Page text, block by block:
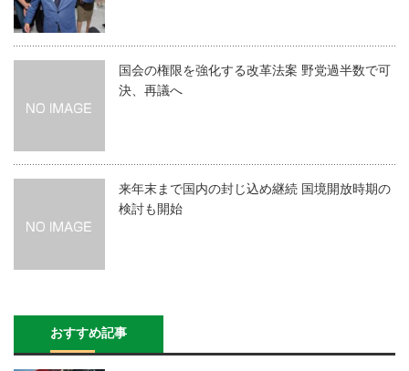
国会の権限を強化する改革法案 野党過半数で可
決、再議へ
来年末まで国内の封じ込め継続 国境開放時期の
検討も開始
おすすめ記事